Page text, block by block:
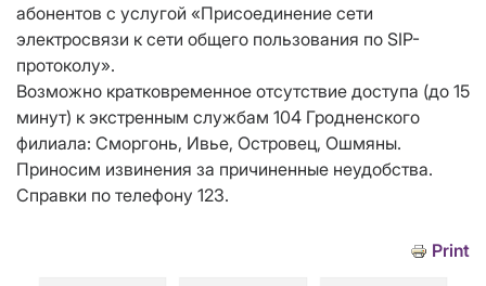
абонентов с услугой «Присоединение сети
электросвязи к сети общего пользования по SIP-
протоколу».
Возможно кратковременное отсутствие доступа (до 15
минут) к экстренным службам 104 Гродненского
филиала: Сморгонь, Ивье, Островец, Ошмяны.
Приносим извинения за причиненные неудобства.
Справки по телефону 123.
Print